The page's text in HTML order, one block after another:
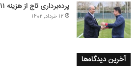
پرده‌برداری تاج از هزینه ۴۱۱ میلیاردی یک باشگاه!
12 خرداد, 1402
آخرین دیدگاه‌ها